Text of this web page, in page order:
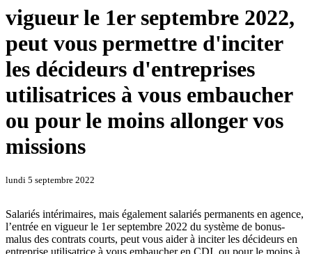
vigueur le 1er septembre 2022,
peut vous permettre d'inciter
les décideurs d'entreprises
utilisatrices à vous embaucher
ou pour le moins allonger vos
missions
lundi 5 septembre 2022
Salariés intérimaires, mais également salariés permanents en agence,
l’entrée en vigueur le 1er septembre 2022 du système de bonus-
malus des contrats courts, peut vous aider à inciter les décideurs en
entreprise utilisatrice à vous embaucher en CDI, ou pour le moins à